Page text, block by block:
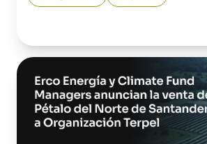
herramientas para que las
suministro eléctrico competitivo,
sostenible. Algunas empresas de
hacen el diseño y montaje de los
solares tienen inversionistas
este tipo de modelo, lo que
socio idóneo en una sola
energía a través de un PPA es